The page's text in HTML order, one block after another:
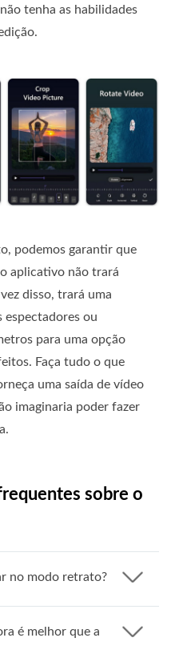
tenha as habilidades
podemos garantir que
aplicativo não trará
disso, trará uma
espectadores ou
para uma opção
Faça tudo o que
uma saída de vídeo
imaginaria poder fazer
sobre o
no modo retrato?
é melhor que a